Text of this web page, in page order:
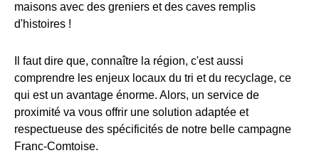
maisons avec des greniers et des caves remplis
d'histoires !
Il faut dire que, connaître la région, c'est aussi
comprendre les enjeux locaux du tri et du recyclage, ce
qui est un avantage énorme. Alors, un service de
proximité va vous offrir une solution adaptée et
respectueuse des spécificités de notre belle campagne
Franc-Comtoise.